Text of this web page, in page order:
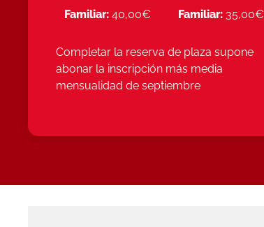
Familiar: 40,00€ Familiar: 35,00€
Completar la reserva de plaza supone
abonar la inscripción más media
mensualidad de septiembre